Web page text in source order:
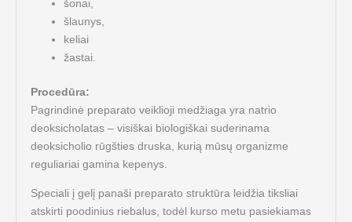
šonai,
šlaunys,
keliai
žastai.
Procedūra:
Pagrindinė preparato veiklioji medžiaga yra natrio
deoksicholatas – visiškai biologiškai suderinama
deoksicholio rūgšties druska, kurią mūsų organizme
reguliariai gamina kepenys.
Speciali į gelį panaši preparato struktūra leidžia tiksliai
atskirti poodinius riebalus, todėl kurso metu pasiekiamas